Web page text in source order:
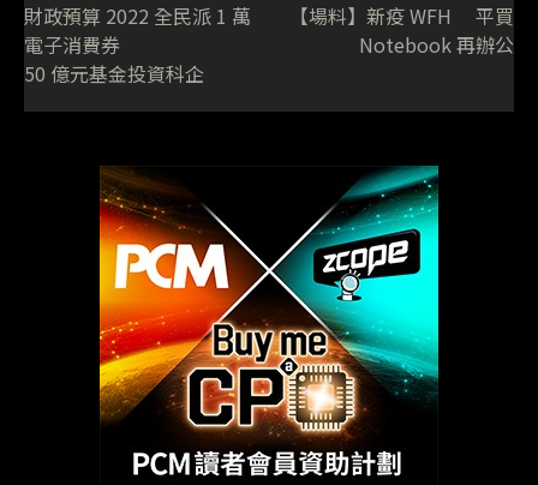
財政預算 2022 全民派 1 萬
電子消費券
50 億元基金投資科企
【場料】新疫 WFH 平買
Notebook 再辦公